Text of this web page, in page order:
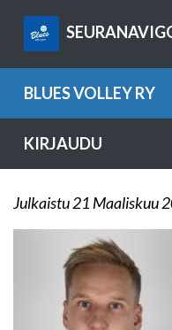
BLUES VOLLEY RY
KIRJAUDU
Julkaistu 21 Maaliskuu